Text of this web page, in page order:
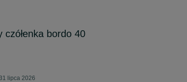
czółenka bordo 40
lipca 2026